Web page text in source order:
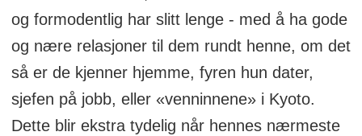
og formodentlig har slitt lenge - med å ha gode
og nære relasjoner til dem rundt henne, om det
så er de kjenner hjemme, fyren hun dater,
sjefen på jobb, eller «venninnene» i Kyoto.
Dette blir ekstra tydelig når hennes nærmeste